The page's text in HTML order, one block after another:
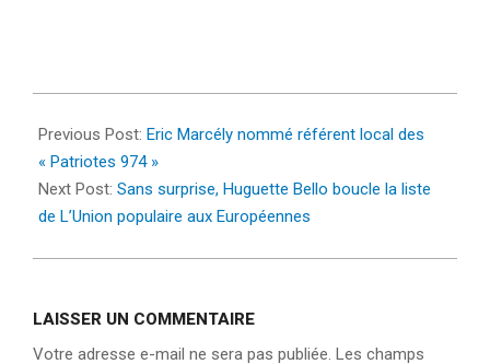
03-
16
Previous Post: Eric Marcély nommé référent local des
« Patriotes 974 »
Next Post: Sans surprise, Huguette Bello boucle la liste
de L’Union populaire aux Européennes
LAISSER UN COMMENTAIRE
Votre adresse e-mail ne sera pas publiée. Les champs